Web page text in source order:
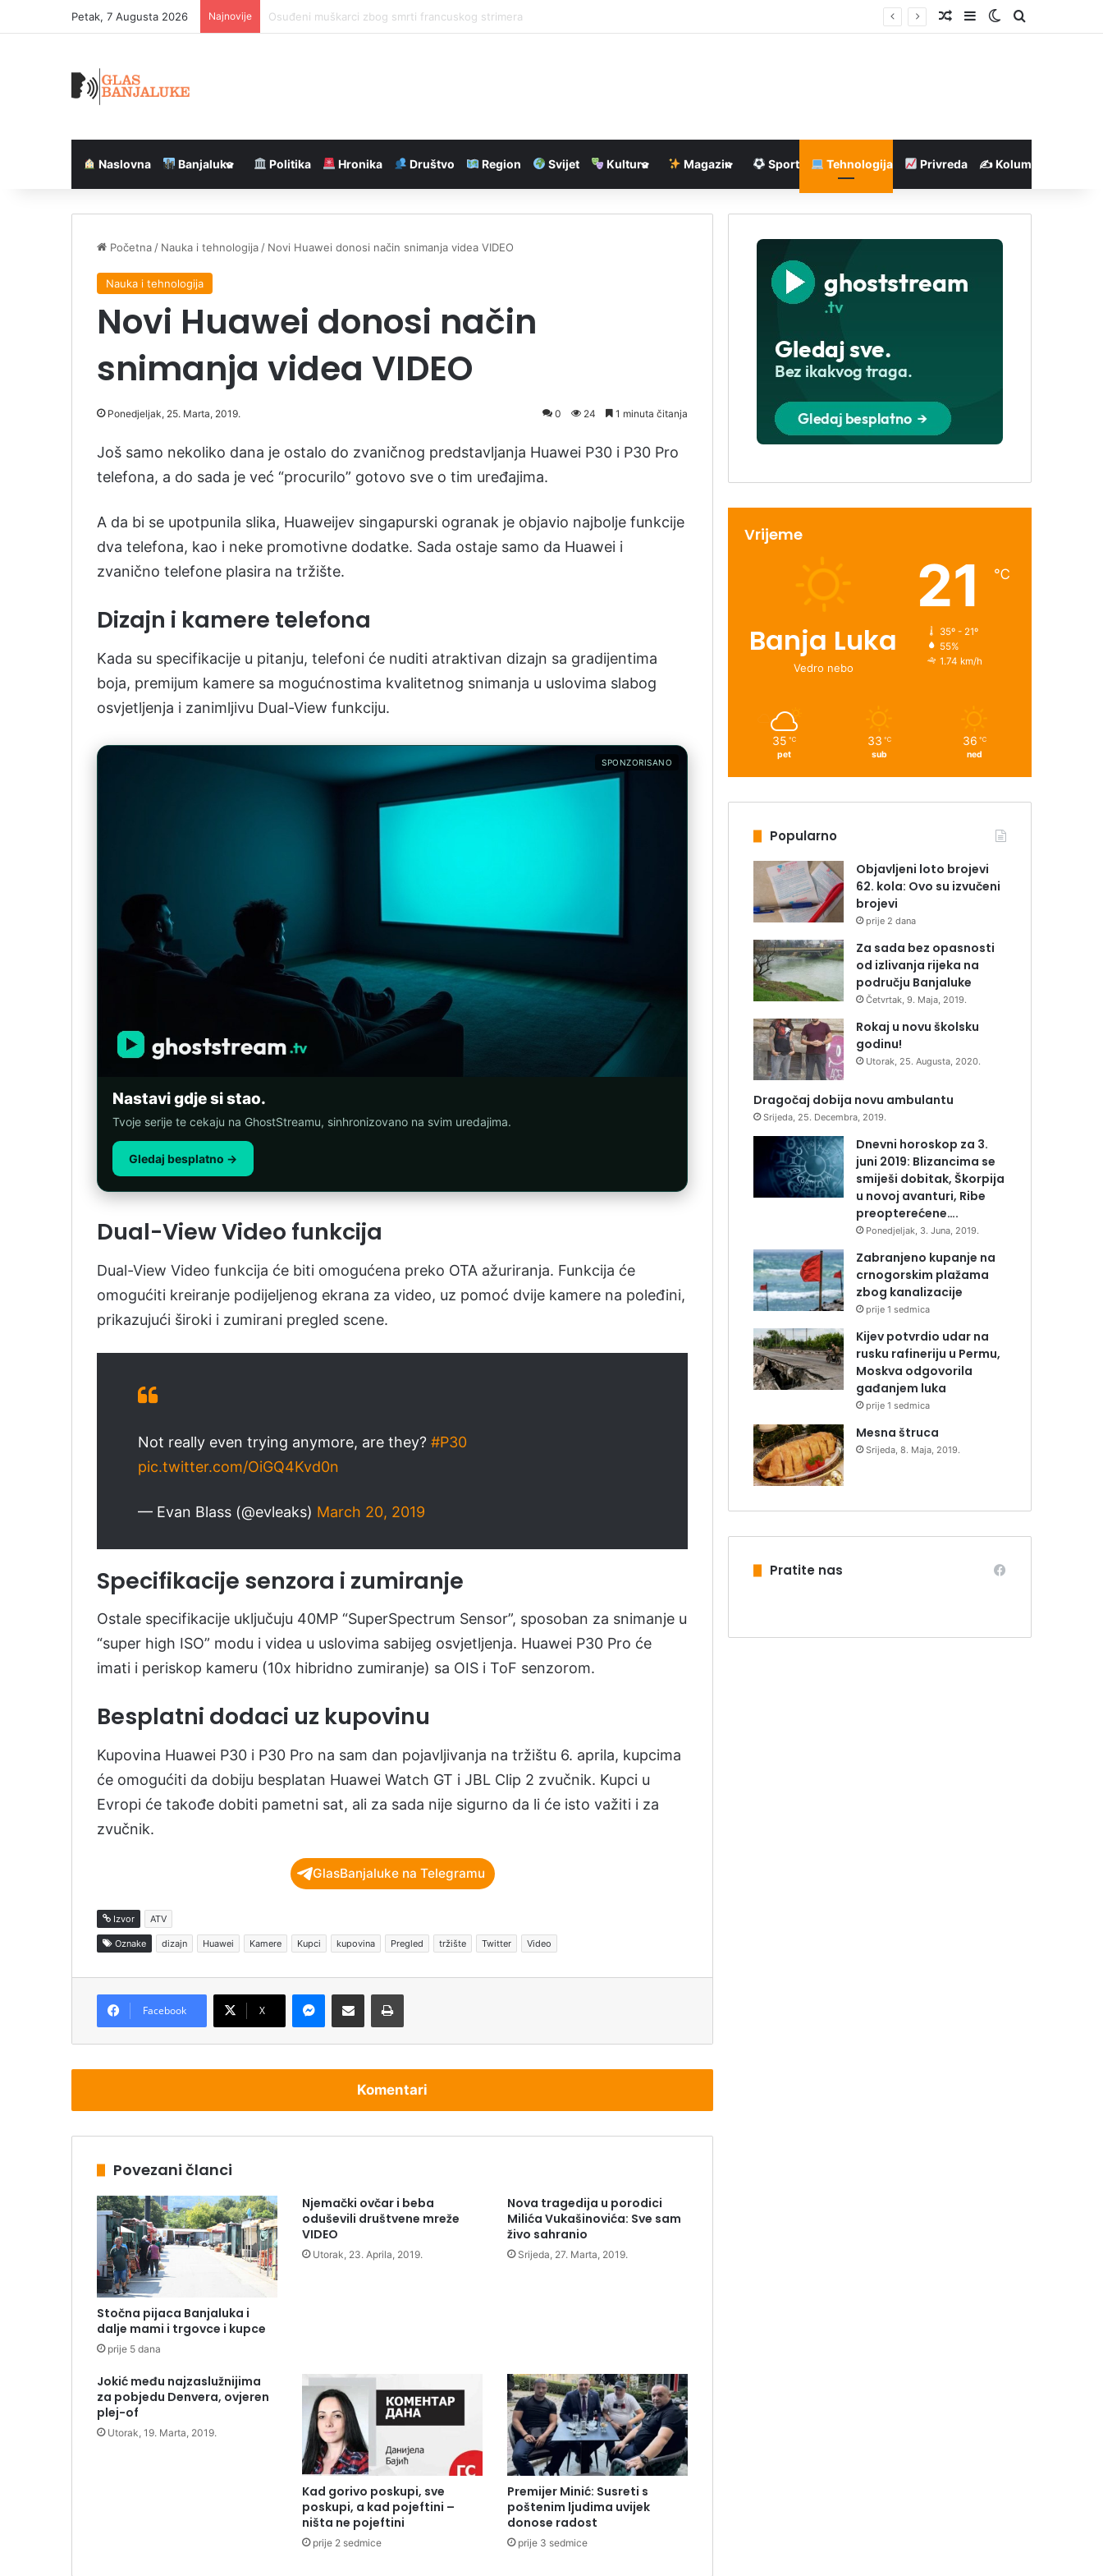
Petak, 7 Augusta 2026 Najnovije Ogroman požar u Deliblatskoj peščari zahvatio više od 700 hektara Nasumičan članak
SidebarSwitch skin
Pretraga
Naslovna Banjaluka Politika Hronika Društvo Region Svijet Kultura Magazin Sport Tehnologija Privreda ✍️ Kolumne
Početna / Nauka i tehnologija / Novi Huawei donosi način snimanja videa VIDEO
Nauka i tehnologija
Novi Huawei donosi način
snimanja videa VIDEO
Ponedjeljak, 25. Marta, 2019. 0 24 1 minuta čitanja
Još samo nekoliko dana je ostalo do zvaničnog predstavljanja Huawei P30 i P30 Pro
telefona, a do sada je već “procurilo” gotovo sve o tim uređajima.
A da bi se upotpunila slika, Huaweijev singapurski ogranak je objavio najbolje funkcije
dva telefona, kao i neke promotivne dodatke. Sada ostaje samo da Huawei i
zvanično telefone plasira na tržište.
Dizajn i kamere telefona
Kada su specifikacije u pitanju, telefoni će nuditi atraktivan dizajn sa gradijentima
boja, premijum kamere sa mogućnostima kvalitetnog snimanja u uslovima slabog
osvjetljenja i zanimljivu Dual-View funkciju.
SPONZORISANO
Nastavi gdje si stao.
Tvoje serije te cekaju na GhostStreamu, sinhronizovano na svim uredajima.
Gledaj besplatno →
Dual-View Video funkcija
Dual-View Video funkcija će biti omogućena preko OTA ažuriranja. Funkcija će
omogućiti kreiranje podijeljenog ekrana za video, uz pomoć dvije kamere na poleđini,
prikazujući široki i zumirani pregled scene.
Not really even trying anymore, are they? #P30
pic.twitter.com/OiGQ4Kvd0n
— Evan Blass (@evleaks) March 20, 2019
Specifikacije senzora i zumiranje
Ostale specifikacije uključuju 40MP “SuperSpectrum Sensor”, sposoban za snimanje u
“super high ISO” modu i videa u uslovima sabijeg osvjetljenja. Huawei P30 Pro će
imati i periskop kameru (10x hibridno zumiranje) sa OIS i ToF senzorom.
Besplatni dodaci uz kupovinu
Kupovina Huawei P30 i P30 Pro na sam dan pojavljivanja na tržištu 6. aprila, kupcima
će omogućiti da dobiju besplatan Huawei Watch GT i JBL Clip 2 zvučnik. Kupci u
Evropi će takođe dobiti pametni sat, ali za sada nije sigurno da li će isto važiti i za
zvučnik.
GlasBanjaluke na Telegramu
Izvor ATV
Oznake dizajn Huawei Kamere Kupci kupovina Pregled tržište Twitter Video
Facebook X
Komentari
Povezani članci
Stočna pijaca Banjaluka i
dalje mami i trgovce i kupce
prije 5 dana
Njemački ovčar i beba
oduševili društvene mreže
VIDEO
Utorak, 23. Aprila, 2019.
Nova tragedija u porodici
Milića Vukašinovića: Sve sam
živo sahranio
Srijeda, 27. Marta, 2019.
Jokić među najzaslužnijima
za pobjedu Denvera, ovjeren
plej-of
Utorak, 19. Marta, 2019.
Kad gorivo poskupi, sve
poskupi, a kad pojeftini –
ništa ne pojeftini
prije 2 sedmice
Premijer Minić: Susreti s
poštenim ljudima uvijek
donose radost
prije 3 sedmice
Vrijeme
Banja Luka
Vedro nebo
21 ℃
35º - 21º
55%
1.74 km/h
35 ℃
pet
33 ℃
sub
36 ℃
ned
Popularno
Objavljeni loto brojevi
62. kola: Ovo su izvučeni
brojevi
prije 2 dana
Za sada bez opasnosti
od izlivanja rijeka na
području Banjaluke
Četvrtak, 9. Maja, 2019.
Rokaj u novu školsku
godinu!
Utorak, 25. Augusta, 2020.
Dragočaj dobija novu ambulantu
Srijeda, 25. Decembra, 2019.
Dnevni horoskop za 3.
juni 2019: Blizancima se
smiješi dobitak, Škorpija
u novoj avanturi, Ribe
preopterećene….
Ponedjeljak, 3. Juna, 2019.
Zabranjeno kupanje na
crnogorskim plažama
zbog kanalizacije
prije 1 sedmica
Kijev potvrdio udar na
rusku rafineriju u Permu,
Moskva odgovorila
gađanjem luka
prije 1 sedmica
Mesna štruca
Srijeda, 8. Maja, 2019.
Pratite nas